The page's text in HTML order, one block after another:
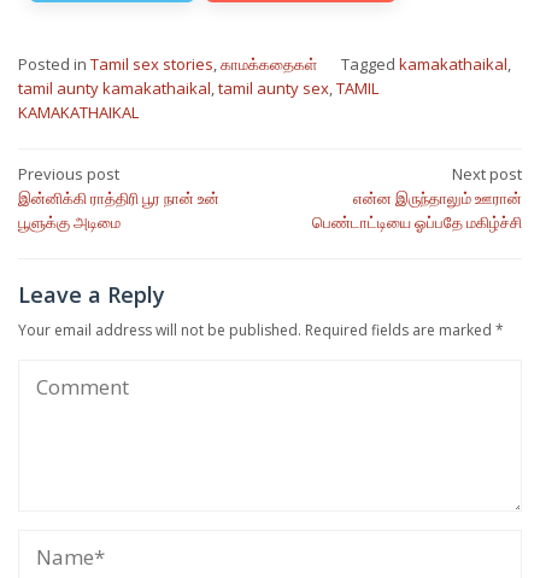
Posted in Tamil sex stories,காமக்கதைகள் Tagged kamakathaikal,
tamil aunty kamakathaikal,tamil aunty sex,TAMIL
KAMAKATHAIKAL
Post
navigation
Previous post
இன்னிக்கி ராத்திரி பூர நான் உன்
பூளுக்கு அடிமை
Next post
என்ன இருந்தாலும் ஊரான்
பெண்டாட்டியை ஓப்பதே மகிழ்ச்சி
Leave a Reply
Your email address will not be published. Required fields are marked *